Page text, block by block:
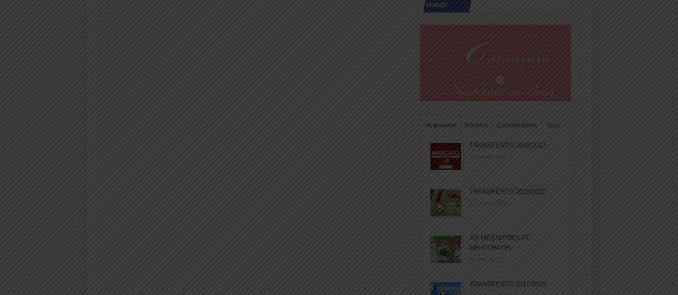
Populaires Récents Commentaires Tags
TRANSFERTS 2016/2017
14 janvier 2017
TRANSFERTS 2019/2020
27 janvier 2020
AS MESNIERES-FC
NEUFCHATEL
05 mai 2017
TRANSFERTS 2017/2018